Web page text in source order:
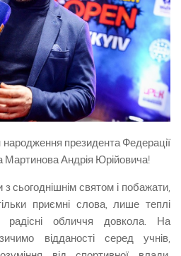
президента Федерації
Мартинова Андрія Юрійовича!
сьогоднішнім святом і побажати,
приємні слова, лише теплі
обличчя довкола. На
відданості серед учнів,